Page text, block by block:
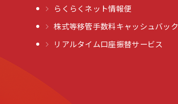
らくらくネット情報便
株式等移管手数料キャッシュバック
リアルタイム口座振替サービス